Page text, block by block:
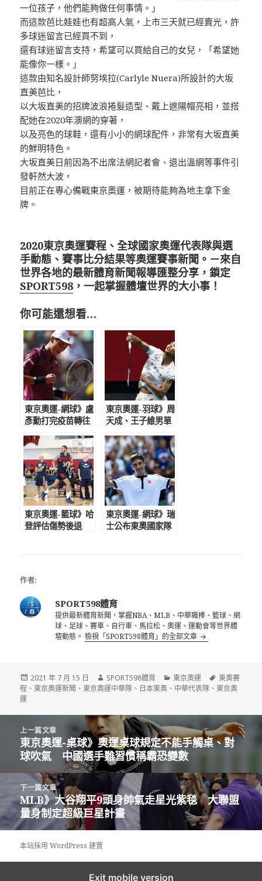
一位孩子，他們能夠做任何事情。」
而這款芭比娃娃也有超高人氣，上市三天就已經賣光，許
多球迷留言已經買不到，
還有球迷留言支持，希望可以買給自己的女兒，「希望她
能像你一樣。」
這款由知名設計師努埃拉(Carlyle Nuera)所設計的大坂
直美芭比，
以大坂直美的招牌波浪捲髮造型、戴上遮陽帽亮相，並搭
配她在2020年澳網的穿著，
以及亮色的球鞋，還有小小的網球配件，非常有大坂直美
的鮮明特色。
大坂直美日前因為不出席法網記者會、退出溫網等事件引
發軒然大波，
目前正在專心備戰東京奧運，被期待能夠為地主拿下金
牌。
2020東京奧運賽程、全球國家奧運代表隊與選
手動態、賽事比分結果等奧運賽事新聞。－來自
世界各地的最新體育新聞報導匯整分享，鎖定
SPORT598 ，一起掌握體壇世界的大小事！
你可能還想看…
東京奧運-網球》盧
彥勳打完疫苗轉往
台灣防疫不回來了
東京奧運-羽球》周
天成、王子維男單
洋配東奧硬碰世界
第一
東京奧運-籃球》哈
登評估傷勢後退
東京奧運-網球》瑞
士公布東奧國家隊
作者:
SPORT598體育
提供最新體育新聞，掌握NBA、MLB、中華職棒、籃球、網
球、足球、賽車、自行車、馬拉松、奧運、運動會等世界體
壇動態。檢視「SPORT598體育」的全部文章
發
佈
2021 年 7 月 15 日
作
者
SPORT598體育
分
類
東京奧運
標
籤
東奧賽
程 、東京奧運新聞 、東京奧運中華隊 、 日本東奧 、 中華代表隊 、東京奧
運
上一篇文章
上
一
篇
文
章:
東京奧運-桌球》奧運桌球規定不能手觸桌、對
球吹氣 中國選手難習慣稱霸恐變數
下一篇文章
下
一
篇
文
MLB》大谷翔平9頭身帥氣走星光紫毯 大聯盟
量身制定超級巨星計畫
本站採用 WordPress 建置
Exit mobile version